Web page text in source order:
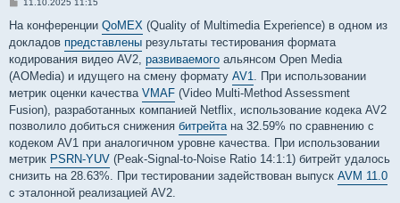
о
щ
е
н
и
11.10.2025 11:15
На конференции QoMEX (Quality of Multimedia Experience) в одном из
докладов представлены результаты тестирования формата
кодирования видео AV2, развиваемого альянсом Open Media
(AOMedia) и идущего на смену формату AV1. При использовании
метрик оценки качества VMAF (Video Multi-Method Assessment
Fusion), разработанных компанией Netflix, использование кодека AV2
позволило добиться снижения битрейтана 32.59% по сравнению с
кодеком AV1 при аналогичном уровне качества. При использовании
метрик PSRN-YUV (Peak-Signal-to-Noise Ratio 14:1:1) битрейт удалось
снизить на 28.63%. При тестировании задействован выпуск AVM 11.0
с эталонной реализацией AV2.